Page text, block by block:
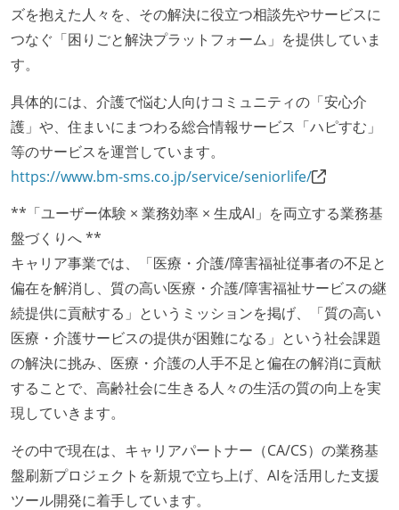
ズを抱えた人々を、その解決に役立つ相談先やサービスに
つなぐ「困りごと解決プラットフォーム」を提供していま
す。
具体的には、介護で悩む人向けコミュニティの「安心介
護」や、住まいにまつわる総合情報サービス「ハピすむ」
等のサービスを運営しています。
https://www.bm-sms.co.jp/service/seniorlife/
**「ユーザー体験 × 業務効率 × 生成AI」を両立する業務基
盤づくりへ **
キャリア事業では、「医療・介護/障害福祉従事者の不足と
偏在を解消し、質の高い医療・介護/障害福祉サービスの継
続提供に貢献する」というミッションを掲げ、「質の高い
医療・介護サービスの提供が困難になる」という社会課題
の解決に挑み、医療・介護の人手不足と偏在の解消に貢献
することで、高齢社会に生きる人々の生活の質の向上を実
現していきます。
その中で現在は、キャリアパートナー（CA/CS）の業務基
盤刷新プロジェクトを新規で立ち上げ、AIを活用した支援
ツール開発に着手しています。